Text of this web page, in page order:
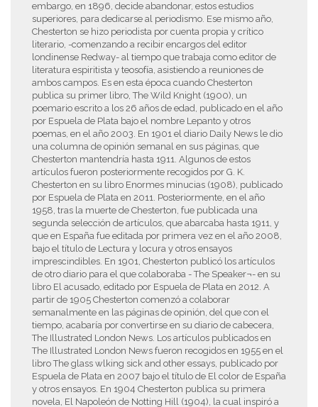
embargo, en 1896, decide abandonar, estos estudios
superiores, para dedicarse al periodismo. Ese mismo año,
Chesterton se hizo periodista por cuenta propia y crítico
literario, -comenzando a recibir encargos del editor
londinense Redway- al tiempo que trabaja como editor de
literatura espiritista y teosofía, asistiendo a reuniones de
ambos campos. Es en esta época cuando Chesterton
publica su primer libro, The Wild Knight (1900), un
poemario escrito a los 26 años de edad, publicado en el año
por Espuela de Plata bajo el nombre Lepanto y otros
poemas, en el año 2003. En 1901 el diario Daily News le dio
una columna de opinión semanal en sus páginas, que
Chesterton mantendría hasta 1911. Algunos de estos
artículos fueron posteriormente recogidos por G. K.
Chesterton en su libro Enormes minucias (1908), publicado
por Espuela de Plata en 2011. Posteriormente, en el año
1958, tras la muerte de Chesterton, fue publicada una
segunda selección de artículos, que abarcaba hasta 1911, y
que en España fue editada por primera vez en el año 2008,
bajo el título de Lectura y locura y otros ensayos
imprescindibles. En 1901, Chesterton publicó los artículos
de otro diario para el que colaboraba - The Speaker¬- en su
libro El acusado, editado por Espuela de Plata en 2012. A
partir de 1905 Chesterton comenzó a colaborar
semanalmente en las páginas de opinión, del que con el
tiempo, acabaría por convertirse en su diario de cabecera,
The Illustrated London News. Los artículos publicados en
The Illustrated London News fueron recogidos en 1955 en el
libro The glass wlking sick and other essays, publicado por
Espuela de Plata en 2007 bajo el título de El color de España
y otros ensayos. En 1904 Chesterton publica su primera
novela, El Napoleón de Notting Hill (1904), la cual inspiró a